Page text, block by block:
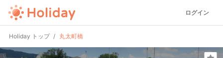
ログイン
Holiday トップ 丸太町橋